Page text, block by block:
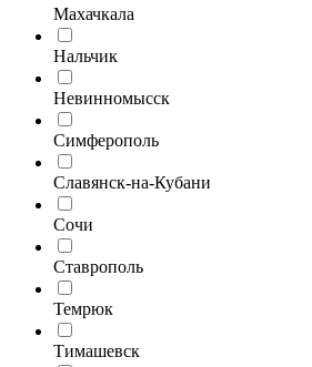
Махачкала
Нальчик
Невинномысск
Симферополь
Славянск-на-Кубани
Сочи
Ставрополь
Темрюк
Тимашевск